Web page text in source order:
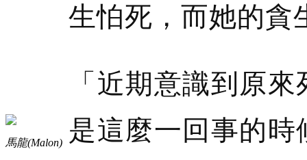
馬龍(Malon)
生怕死，而她的貪
「近期意識到原
是這麼一回事的